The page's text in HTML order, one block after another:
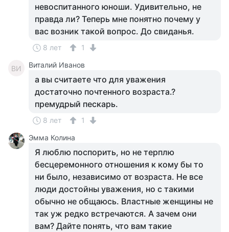
невоспитанного юноши. Удивительно, не
правда ли? Теперь мне понятно почему у
вас возник такой вопрос. До свиданья.
8 лет 1
ВИ Виталий Иванов
а вы считаете что для уважения
достаточно почтенного возраста.?
премудрый пескарь.
8 лет
1
Эмма Колина
Я люблю поспорить, но не терплю
бесцеремонного отношения к кому бы то
ни было, независимо от возраста. Не все
люди достойны уважения, но с такими
обычно не общаюсь. Властные женщины не
так уж редко встречаются. А зачем они
вам? Дайте понять, что вам такие